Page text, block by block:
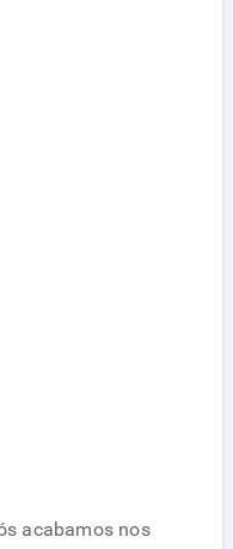
acabamos nos